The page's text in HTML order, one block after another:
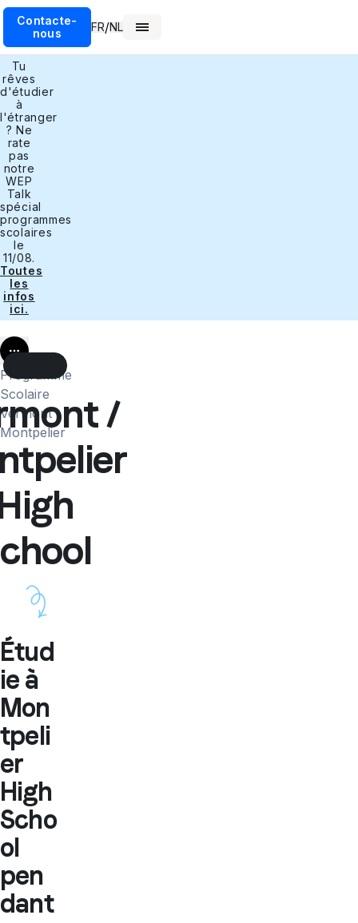
Contacte-
nous
FR/NL
Tu
rêves
d'étudier
à
l'étranger
? Ne
rate
pas
notre
WEP
Talk
spécial
programmes
scolaires
le
11/08.
Toutes
les
infos
ici.
Programme
Scolaire
Vermont
Montpelier
/
Étud
ie à
Mon
tpeli
er
High
Scho
ol
pen
dant